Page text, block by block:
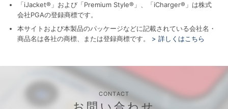
「iJacket®」および「Premium Style®」、「iCharger®」は株式
会社PGAの登録商標です。
本サイトおよび本製品のパッケージなどに記載されている会社名・
商品名は各社の商標、または登録商標です。
> 詳しくはこちら
CONTACT